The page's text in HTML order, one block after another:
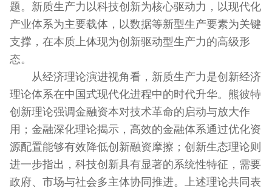
题。新质生产力以科技创新为核心驱动力，以现代化
产业体系为主要载体，以数据等新型生产要素为关键
支撑，在本质上体现为创新驱动型生产力的高级形
态。
从经济理论演进视角看，新质生产力是创新经济
理论体系在中国式现代化进程中的时代升华。熊彼特
创新理论强调金融资本对技术革命的启动与放大作
用；金融深化理论揭示，高效的金融体系通过优化资
源配置能够有效降低创新融资摩擦；创新生态理论则
进一步指出，科技创新具有显著的系统性特征，需要
政府、市场与社会多主体协同推进。上述理论共同表